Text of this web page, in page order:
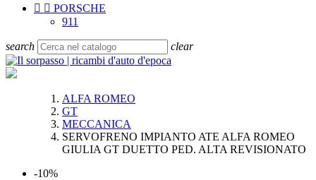
  PORSCHE
911
search clear
ALFA ROMEO
GT
MECCANICA
SERVOFRENO IMPIANTO ATE ALFA ROMEO
GIULIA GT DUETTO PED. ALTA REVISIONATO
-10%